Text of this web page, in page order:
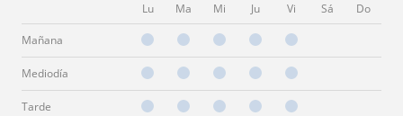
Lu Ma Mi Ju Vi Sá Do
Mañana
Mediodía
Tarde